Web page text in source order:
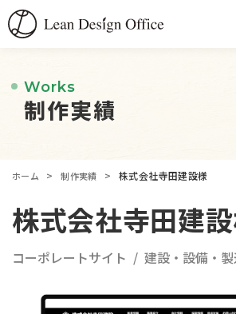
Works
制作実績
ホーム > 制作実績 > 株式会社寺田建設様
株式会社寺田建
コーポレートサイト 建設・設備・